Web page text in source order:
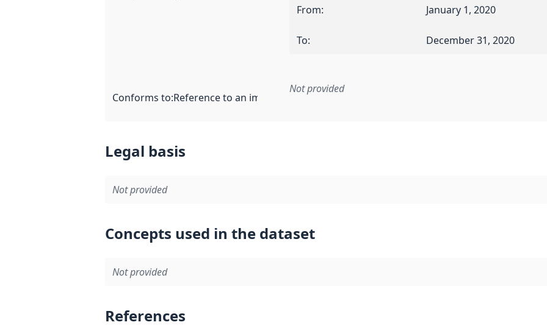
From: January 1, 2020
To: December 31, 2020
Conforms to:Reference to an implementation rule or other specification that forms the basis
Not provided
Legal basis
Not provided
Concepts used in the dataset
Not provided
References